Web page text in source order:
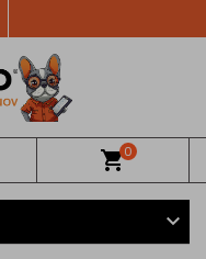
shopping_cart0